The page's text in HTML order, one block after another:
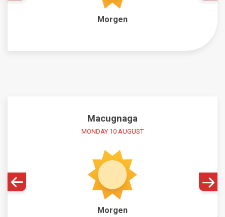
Morgen
Macugnaga
MONDAY 10 AUGUST
Morgen